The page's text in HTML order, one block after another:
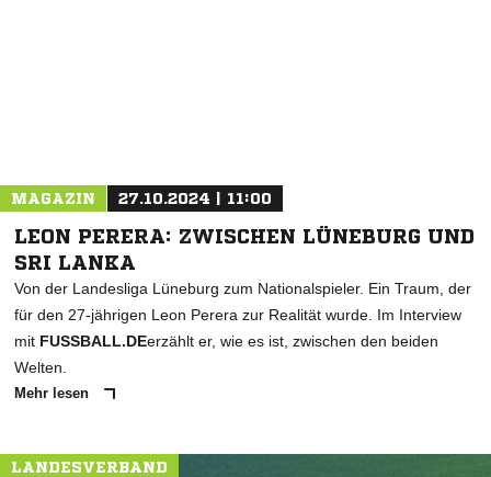
MAGAZIN 27.10.2024 | 11:00
LEON PERERA: ZWISCHEN LÜNEBURG UND
SRI LANKA
Von der Landesliga Lüneburg zum Nationalspieler. Ein Traum, der
für den 27-jährigen Leon Perera zur Realität wurde. Im Interview
mit FUSSBALL.DEerzählt er, wie es ist, zwischen den beiden
Welten.
Mehr lesen
LANDESVERBAND